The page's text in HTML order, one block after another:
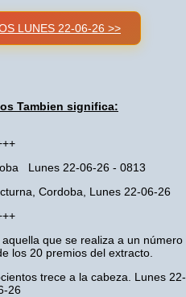
LUNES 22-06-26 >>
Tambien significa:
Lunes 22-06-26 - 0813
Cordoba, Lunes 22-06-26
que se realiza a un número
los 20 premios del extracto.
trece a la cabeza. Lunes 22-
26